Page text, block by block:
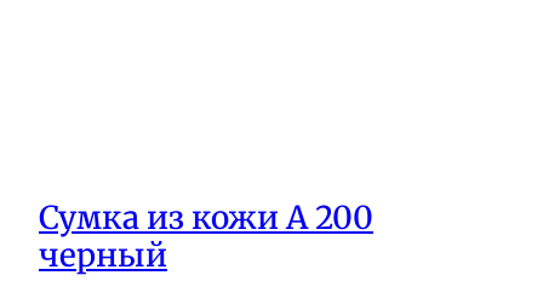
Сумка из кожи А 200
черный